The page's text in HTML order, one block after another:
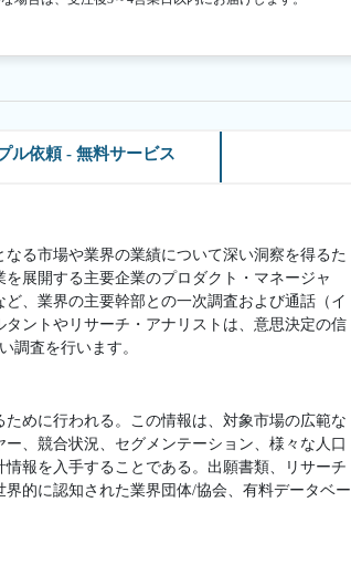
ル依頼 - 無料サービス
る市場や業界の業績について深い洞察を得るた
展開する主要企業のプロダクト・マネージャ
、業界の主要幹部との一次調査および通話（イ
ントやリサーチ・アナリストは、意思決定の信
調査を行います。
めに行われる。この情報は、対象市場の広範な
、競合状況、セグメンテーション、様々な人口
報を入手することである。出願書類、リサーチ
的に認知された業界団体/協会、有料データベー